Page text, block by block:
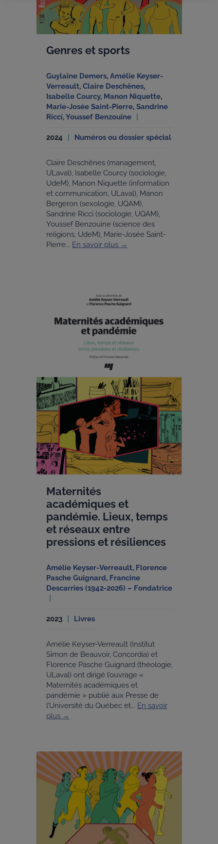
Genres et sports
Guylaine Demers, Amélie Keyser-
Verreault, Claire Deschênes,
Isabelle Courcy, Manon Niquette,
Marie-Josée Saint-Pierre, Sandrine
Ricci,Youssef Benzouine
2024 Numéros ou dossier spécial
Claire Deschênes (management,
ULaval), Isabelle Courcy (sociologie,
UdeM), Manon Niquette (information
et communication, ULaval), Manon
Bergeron (sexologie, UQAM),
Sandrine Ricci (sociologie, UQAM),
Youssef Benzouine (science des
religions, UdeM), Marie-Josée Saint-
Pierre... En savoir plus →
Maternités
académiques et
pandémie. Lieux, temps
et réseaux entre
pressions et résiliences
Amélie Keyser-Verreault, Florence
Pasche Guignard, Francine
Descarries (1942-2026) – Fondatrice
2023 Livres
Amélie Keyser-Verreault (Institut
Simon de Beauvoir, Concordia) et
Florence Pasche Guignard (théologie,
ULaval) ont dirigé l’ouvrage «
Maternités académiques et
pandémie » publié aux Presse de
l’Université du Québec et... En savoir
plus →